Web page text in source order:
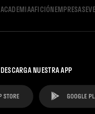
ACADEMIAAFICIÓNEMPRESAS
DESCARGA NUESTRA APP